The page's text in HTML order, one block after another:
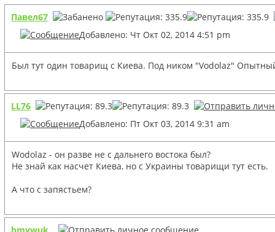
Павел67
Добавлено: Чт Окт 02, 2014 4:51 pm
Был тут один товарищ с Киева. Под ником "Vodolaz"
LL76
Добавлено: Пт Окт 03, 2014 9:31 am
Wodolaz - он разве не с дальнего востока был?
Не знай как насчет Киева, но с Украины товарищи тут есть.
А что с запястьем?
bmywuk